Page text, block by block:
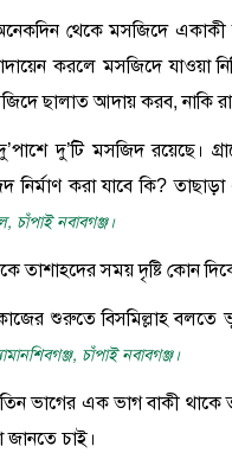
থেকে মসজিদে একাকী
করলে মসজিদে যাওয়া
ছালাত আদায় করব,
দু’টি মসজিদ রয়েছে।
নির্মাণ করা যাবে কি?
চাঁপাই নবাবগঞ্জ।
তাশাহদের সময় দৃষ্টি কোন
শুরুতে বিসমিল্লাহ বলতে
চাঁপাই নবাবগঞ্জ।
ভাগের এক ভাগ বাকী
জানতে চাই।